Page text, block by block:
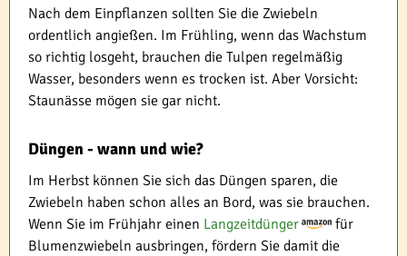
Nach dem Einpflanzen sollten Sie die Zwiebeln
ordentlich angießen. Im Frühling, wenn das Wachstum
so richtig losgeht, brauchen die Tulpen regelmäßig
Wasser, besonders wenn es trocken ist. Aber Vorsicht:
Staunässe mögen sie gar nicht.
Düngen - wann und wie?
Im Herbst können Sie sich das Düngen sparen, die
Zwiebeln haben schon alles an Bord, was sie brauchen.
Wenn Sie im Frühjahr einen Langzeitdünger
für
Blumenzwiebeln ausbringen, fördern Sie damit die